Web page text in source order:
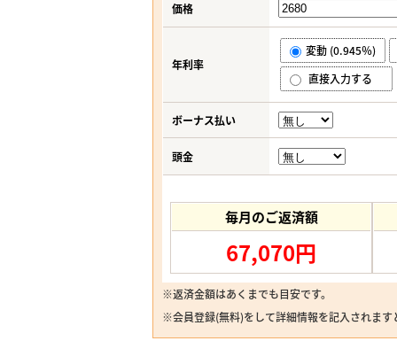
価格
年利率
変動 (0.945％)
直接入力する
ボーナス払い
頭金
毎月のご返済額
67,070円
※返済金額はあくまでも目安です。
※会員登録(無料)をして詳細情報を記入されま